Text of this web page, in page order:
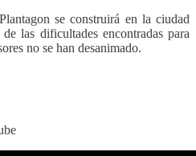
se construirá en la ciudad
las dificultades encontradas para
no se han desanimado.